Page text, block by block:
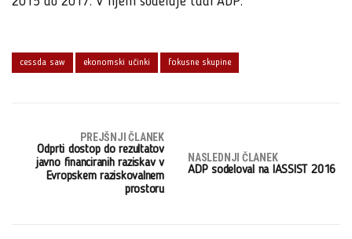
cessda saw ekonomski učinki fokusne skupine
PREJŠNJI ČLANEK
Odprti dostop do rezultatov
javno financiranih raziskav v
Evropskem raziskovalnem
prostoru
NASLEDNJI ČLANEK
ADP sodeloval na IASSIST 2016